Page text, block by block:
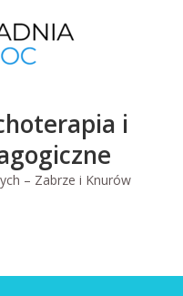
i
– Zabrze i Knurów